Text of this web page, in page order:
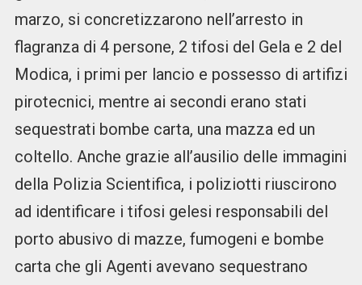
marzo, si concretizzarono nell’arresto in
flagranza di 4 persone, 2 tifosi del Gela e 2 del
Modica, i primi per lancio e possesso di artifizi
pirotecnici, mentre ai secondi erano stati
sequestrati bombe carta, una mazza ed un
coltello. Anche grazie all’ausilio delle immagini
della Polizia Scientifica, i poliziotti riuscirono
ad identificare i tifosi gelesi responsabili del
porto abusivo di mazze, fumogeni e bombe
carta che gli Agenti avevano sequestrano